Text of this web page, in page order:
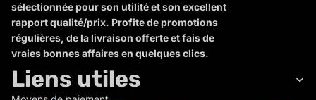
sélectionnée pour son utilité et son excellent
rapport qualité/prix. Profite de promotions
régulières, de la livraison offerte et fais de
vraies bonnes affaires en quelques clics.
Liens utiles